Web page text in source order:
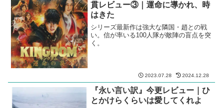
貫レビュー③｜運命に導かれ、時
はきた
シリーズ最新作は強大な隣国・趙との戦
い。信が率いる100人隊が敵陣の盲点を突
く。
2023.07.28 2024.12.28
『永い言い訳』今更レビュー｜ひ
とかけらくらいは愛してくれよ